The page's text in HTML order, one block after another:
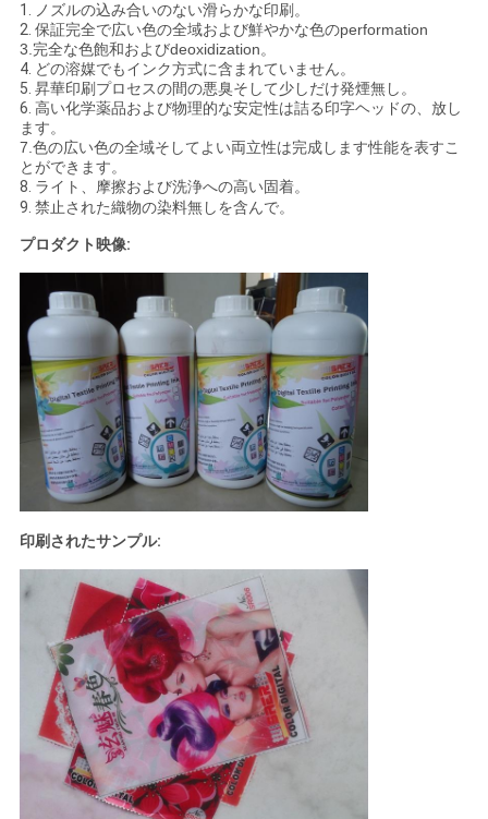
ニ
ュ
ー
ス
す
べ
て
の
合
COMPANY
NEWS
プ
1. ノズルの込み合いのない滑らかな印刷。
2. 保証完全で広い色の全域および鮮やかな色のperformation
3.完全な色飽和およびdeoxidization。
4. どの溶媒でもインク方式に含まれていません。
5. 昇華印刷プロセスの間の悪臭そして少しだけ発煙無し。
6. 高い化学薬品および物理的な安定性は詰る印字ヘッドの、放し
ます。
7.色の広い色の全域そしてよい両立性は完成します性能を表すこ
とができます。
8. ライト、摩擦および洗浄への高い固着。
9. 禁止された織物の染料無しを含んで。
プロダクト映像:
印刷されたサンプル: